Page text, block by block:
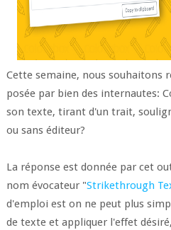
Cette semaine, nous souhaitons
posée par bien des internautes:
son texte, tirant d'un trait,
ou sans éditeur?
La réponse est donnée par cet
nom évocateur "Strikethrough
d'emploi est on ne peut plus
de texte et appliquer l'effet